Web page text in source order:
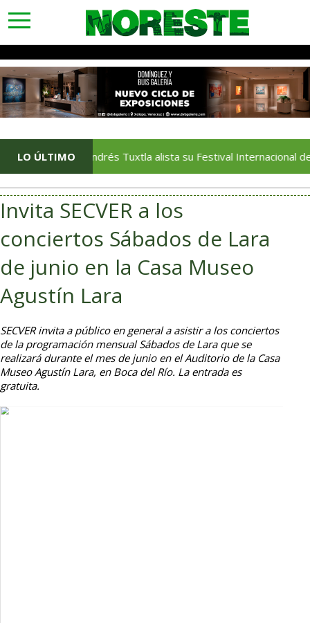
toggle
navigation
LO ÚLTIMO
San Andrés Tuxtla alista su Festival Internacional de
Invita SECVER a los
conciertos Sábados de Lara
de junio en la Casa Museo
Agustín Lara
SECVER invita a público en general a asistir a los conciertos
de la programación mensual Sábados de Lara que se
realizará durante el mes de junio en el Auditorio de la Casa
Museo Agustín Lara, en Boca del Río. La entrada es
gratuita.